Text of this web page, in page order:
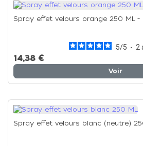
Spray effet velours orange 250 ML -
5/5 - 2
14,38 €
Voir
Spray effet velours blanc (neutre)